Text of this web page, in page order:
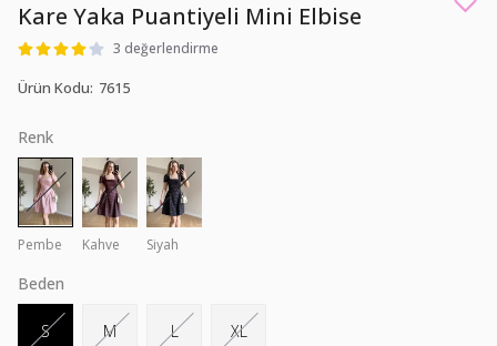
Kare Yaka Puantiyeli Mini Elbise
3 değerlendirme
Ürün Kodu: 7615
Renk
Pembe Kahve Siyah
Beden
S M L XL